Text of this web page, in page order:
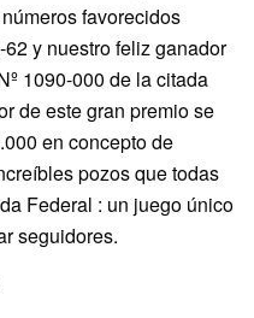
favorecidos
y nuestro feliz ganador
1090-000 de la citada
de este gran premio se
en concepto de
pozos que todas
Federal : un juego único
seguidores.